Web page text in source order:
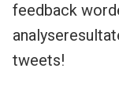
feedback
tweets!